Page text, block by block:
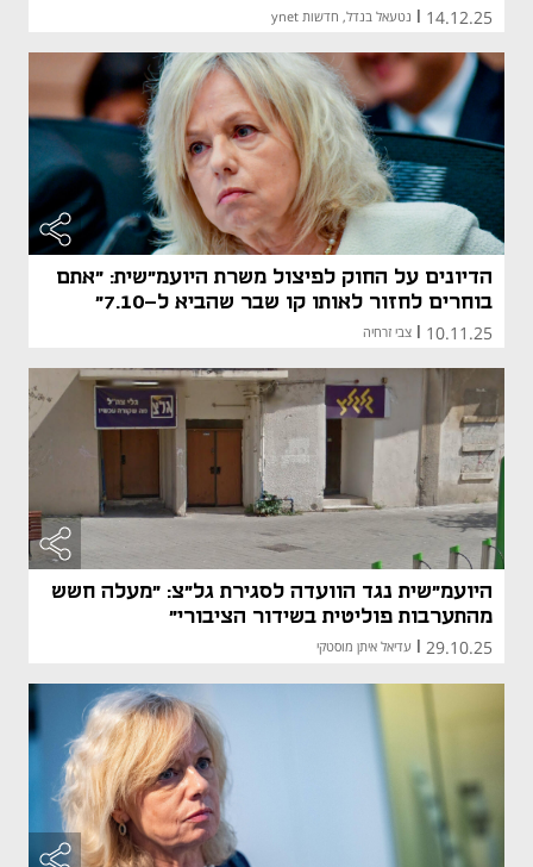
14.12.25
| נטעאל בנדל, חדשות ynet
הדיונים על החוק לפיצול משרת היועמ"שית: "אתם
בוחרים לחזור לאותו קו שבר שהביא ל-7.10"
10.11.25
| צבי זרחיה
היועמ"שית נגד הוועדה לסגירת גל"צ: "מעלה חשש
מהתערבות פוליטית בשידור הציבורי"
29.10.25 עדיאל איתן מוסטקי